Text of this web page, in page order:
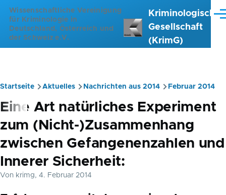
Direkt zum Inhalt
Wissenschaftliche Vereinigung
für Kriminologie in
Deutschland, Österreich und
der Schweiz e.V.
Kriminologische
Gesellschaft
(KrimG)
Pfadnavigation
Startseite Aktuelles Nachrichten aus 2014 Februar 2014
Eine Art natürliches Experiment
zum (Nicht-)Zusammenhang
zwischen Gefangenenzahlen und
Innerer Sicherheit:
Von krimg, 4. Februar 2014